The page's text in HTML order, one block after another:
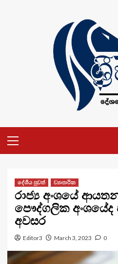
Menu
දේශීය පුවත් ව්‍යාපාරික
රාජ්‍ය අංශයේ
පෞද්ගලික අංශයේද
අවසර
Editor3 March 3, 2023 0